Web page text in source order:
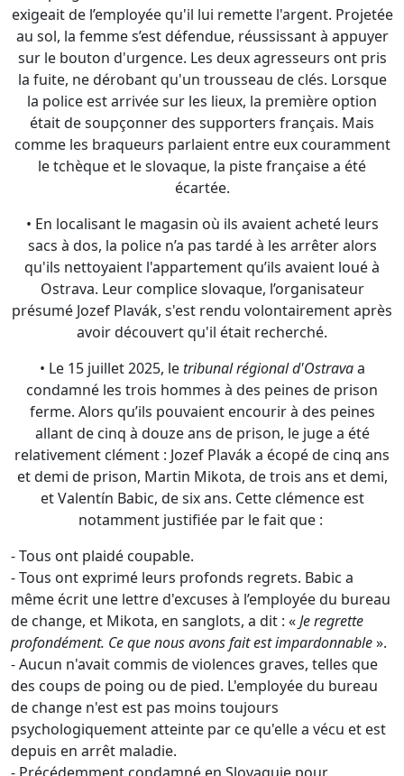
était de soupçonner des supporters français. Mais
comme les braqueurs parlaient entre eux couramment
le tchèque et le slovaque, la piste française a été
écartée.
• En localisant le magasin où ils avaient acheté leurs
sacs à dos, la police n’a pas tardé à les arrêter alors
qu'ils nettoyaient l'appartement qu’ils avaient loué à
Ostrava. Leur complice slovaque, l’organisateur
présumé Jozef Plavák, s'est rendu volontairement après
avoir découvert qu'il était recherché.
• Le 15 juillet 2025, letribunal régional d'Ostravaa
condamné les trois hommes à des peines de prison
ferme. Alors qu’ils pouvaient encourir à des peines
allant de cinq à douze ans de prison, le juge a été
relativement clément : Jozef Plavák a écopé de cinq ans
et demi de prison, Martin Mikota, de trois ans et demi,
et Valentín Babic, de six ans. Cette clémence est
notamment justifiée par le fait que :
- Tous ont plaidé coupable.
- Tous ont exprimé leurs profonds regrets. Babic a
même écrit une lettre d'excuses à l’employée du bureau
de change, et Mikota, en sanglots, a dit : «Je regrette
profondément. Ce que nous avons fait est impardonnable
- Aucun n'avait commis de violences graves, telles que
des coups de poing ou de pied. L'employée du bureau
de change n'est est pas moins toujours
psychologiquement atteinte par ce qu'elle a vécu et est
depuis en arrêt maladie.
- Précédemment condamné en Slovaquie pour
production et distribution de drogue, Plavák a permis
d'éclaircir une autre affaire pénale grâce à son
témoignage.
- Le temps de régler des problèmes personnels, Mikota
est pour l'instant libre.